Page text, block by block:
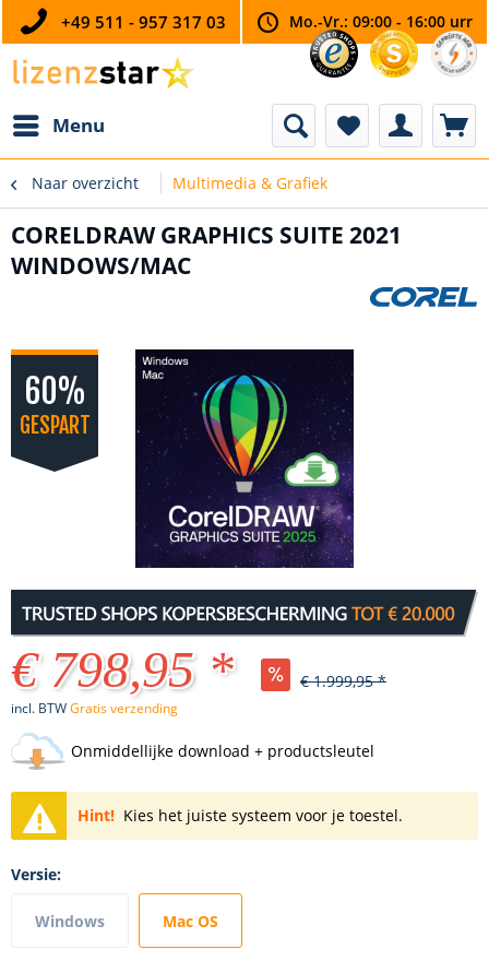
+49 511 - 957 317 03 Mo.-Vr.: 09:00 - 16:00 urr
Menu
Naar overzicht Multimedia & Grafiek
CORELDRAW GRAPHICS SUITE 2021
WINDOWS/MAC
60%
GESPART
€ 798,95 * € 1.999,95 *
incl. BTWGratis verzending
Onmiddellijke download + productsleutel
Hint! Kies het juiste systeem voor je toestel.
Versie:
Windows Mac OS